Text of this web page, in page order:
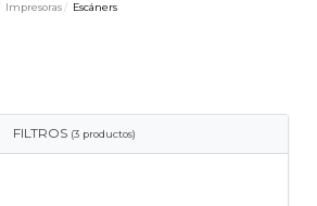
Impresoras Escáners
FILTROS (3 productos)